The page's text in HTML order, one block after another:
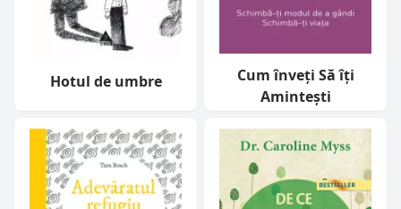
Hotul de umbre
Cum înveți Să îți
Amintești